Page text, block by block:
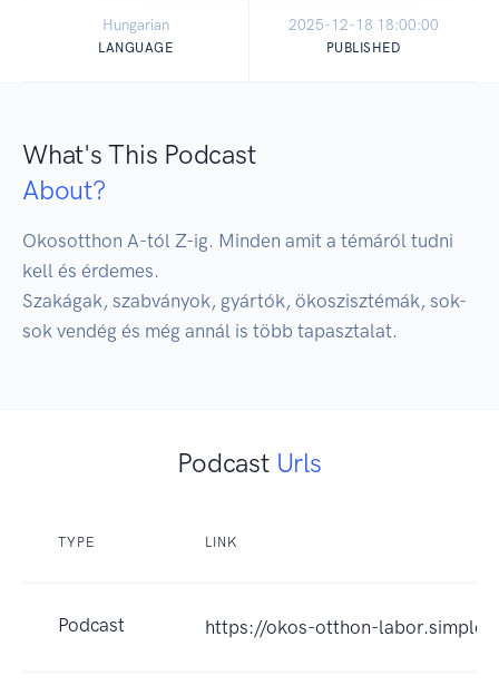
Hungarian
LANGUAGE
2025-12-18 18:00:00
PUBLISHED
What's This Podcast
About?
Okosotthon A-tól Z-ig. Minden amit a témáról tudni
kell és érdemes.
Szakágak, szabványok, gyártók, ökoszisztémák, sok-
sok vendég és még annál is több tapasztalat.
Podcast Urls
TYPE LINK
Podcast https://okos-otthon-